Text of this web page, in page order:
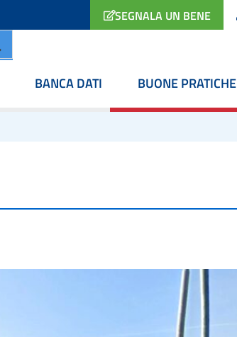
SEGNALA UN BENE
BANCA DATI BUONE PRATICHE